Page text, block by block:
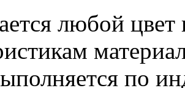
любой
по